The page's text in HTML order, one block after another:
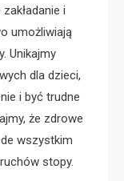
i
umożliwiają
Unikajmy
dla dzieci,
i być trudne
że zdrowe
wszystkim
stopy.